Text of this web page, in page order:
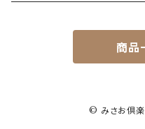
商品
© みさお倶楽